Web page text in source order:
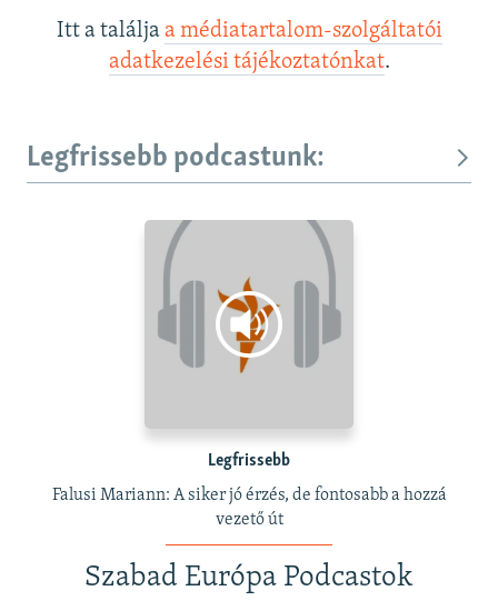
Itt a találja a médiatartalom-szolgáltatói
adatkezelési tájékoztatónkat.
Legfrissebb podcastunk:
Legfrissebb
Falusi Mariann: A siker jó érzés, de fontosabb a hozzá
vezető út
Szabad Európa Podcastok